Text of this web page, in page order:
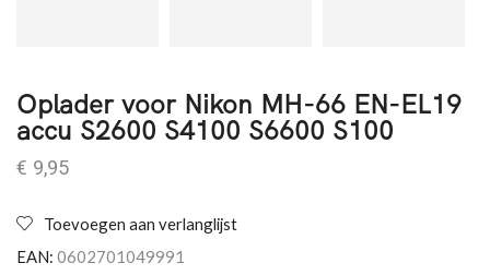
Oplader voor Nikon MH-66 EN-EL19
accu S2600 S4100 S6600 S100
€ 9,95
Toevoegen aan verlanglijst
EAN: 0602701049991